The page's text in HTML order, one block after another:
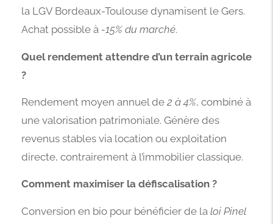
la LGV Bordeaux-Toulouse dynamisent le Gers.
Achat possible à -15% du marché.
Quel rendement attendre d’un terrain agricole
?
Rendement moyen annuel de 2 à 4%, combiné à
une valorisation patrimoniale. Génère des
revenus stables via location ou exploitation
directe, contrairement à l’immobilier classique.
Comment maximiser la défiscalisation ?
Conversion en bio pour bénéficier de la loi Pinel